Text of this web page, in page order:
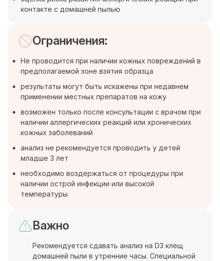
контакте с домашней пылью
Ограничения:
Не проводится при наличии кожных повреждений в
предполагаемой зоне взятия образца
результаты могут быть искажены при недавнем
применении местных препаратов на кожу
возможен только после консультации с врачом при
наличии аллергических реакций или хронических
кожных заболеваний
анализ не рекомендуется проводить у детей
младше 3 лет
необходимо воздержаться от процедуры при
наличии острой инфекции или высокой
температуры
Важно
Рекомендуется сдавать анализ на D3 клещ
домашней пыли в утренние часы. Специальной